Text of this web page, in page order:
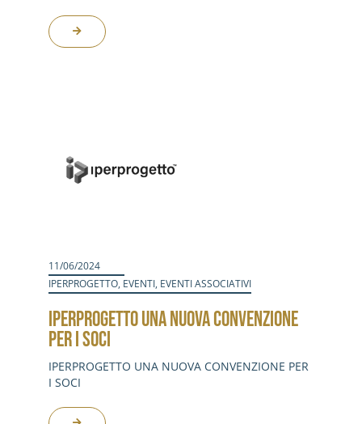
11/06/2024
IPERPROGETTO, EVENTI, EVENTI ASSOCIATIVI
IPERPROGETTO UNA NUOVA CONVENZIONE
PER I SOCI
IPERPROGETTO UNA NUOVA CONVENZIONE PER
I SOCI